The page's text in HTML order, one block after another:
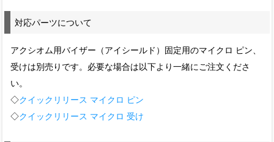
対応パーツについて
アクシオム用バイザー（アイシールド）固定用のマイクロ ピン、
受けは別売りです。必要な場合は以下より一緒にご注文くださ
い。
◇クイックリリース マイクロ ピン
◇クイックリリース マイクロ 受け